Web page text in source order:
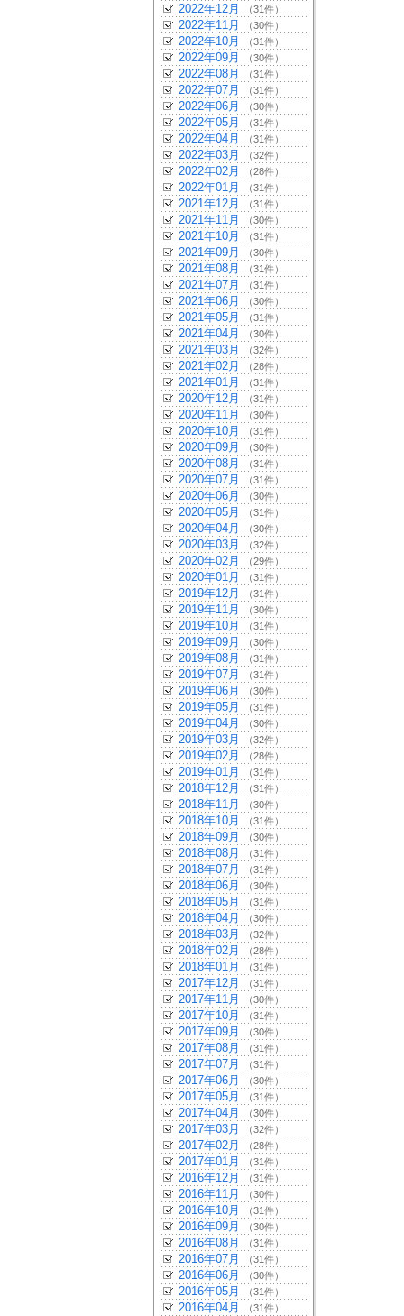
2022年12月 （31件）
2022年11月 （30件）
2022年10月 （31件）
2022年09月 （30件）
2022年08月 （31件）
2022年07月 （31件）
2022年06月 （30件）
2022年05月 （31件）
2022年04月 （31件）
2022年03月 （32件）
2022年02月 （28件）
2022年01月 （31件）
2021年12月 （31件）
2021年11月 （30件）
2021年10月 （31件）
2021年09月 （30件）
2021年08月 （31件）
2021年07月 （31件）
2021年06月 （30件）
2021年05月 （31件）
2021年04月 （30件）
2021年03月 （32件）
2021年02月 （28件）
2021年01月 （31件）
2020年12月 （31件）
2020年11月 （30件）
2020年10月 （31件）
2020年09月 （30件）
2020年08月 （31件）
2020年07月 （31件）
2020年06月 （30件）
2020年05月 （31件）
2020年04月 （30件）
2020年03月 （32件）
2020年02月 （29件）
2020年01月 （31件）
2019年12月 （31件）
2019年11月 （30件）
2019年10月 （31件）
2019年09月 （30件）
2019年08月 （31件）
2019年07月 （31件）
2019年06月 （30件）
2019年05月 （31件）
2019年04月 （30件）
2019年03月 （32件）
2019年02月 （28件）
2019年01月 （31件）
2018年12月 （31件）
2018年11月 （30件）
2018年10月 （31件）
2018年09月 （30件）
2018年08月 （31件）
2018年07月 （31件）
2018年06月 （30件）
2018年05月 （31件）
2018年04月 （30件）
2018年03月 （32件）
2018年02月 （28件）
2018年01月 （31件）
2017年12月 （31件）
2017年11月 （30件）
2017年10月 （31件）
2017年09月 （30件）
2017年08月 （31件）
2017年07月 （31件）
2017年06月 （30件）
2017年05月 （31件）
2017年04月 （30件）
2017年03月 （32件）
2017年02月 （28件）
2017年01月 （31件）
2016年12月 （31件）
2016年11月 （30件）
2016年10月 （31件）
2016年09月 （30件）
2016年08月 （31件）
2016年07月 （31件）
2016年06月 （30件）
2016年05月 （31件）
2016年04月 （31件）